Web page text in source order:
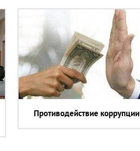
Противодействие коррупции